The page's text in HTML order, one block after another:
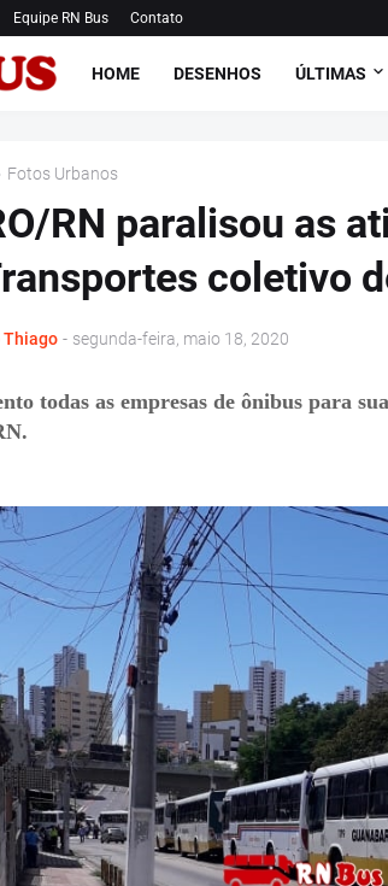
Equipe RN Bus Contato
HOME DESENHOS ÚLTIMAS
Fotos Urbanos
RN paralisou as
coletivo
Thiago - segunda-feira, maio 18, 2020
todas as empresas de ônibus para